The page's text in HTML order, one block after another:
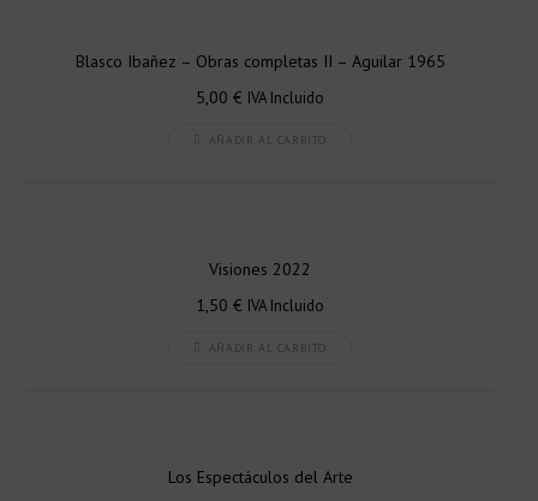
Blasco Ibañez – Obras completas II – Aguilar 1965
5,00 € IVA Incluido
AÑADIR AL CARRITO
Visiones 2022
1,50 € IVA Incluido
AÑADIR AL CARRITO
Los Espectáculos del Arte